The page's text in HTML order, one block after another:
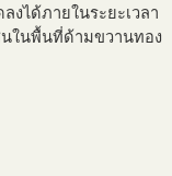
งได้ภายในระยะเวลา
ในพื้นที่ด้ามขวานทอง